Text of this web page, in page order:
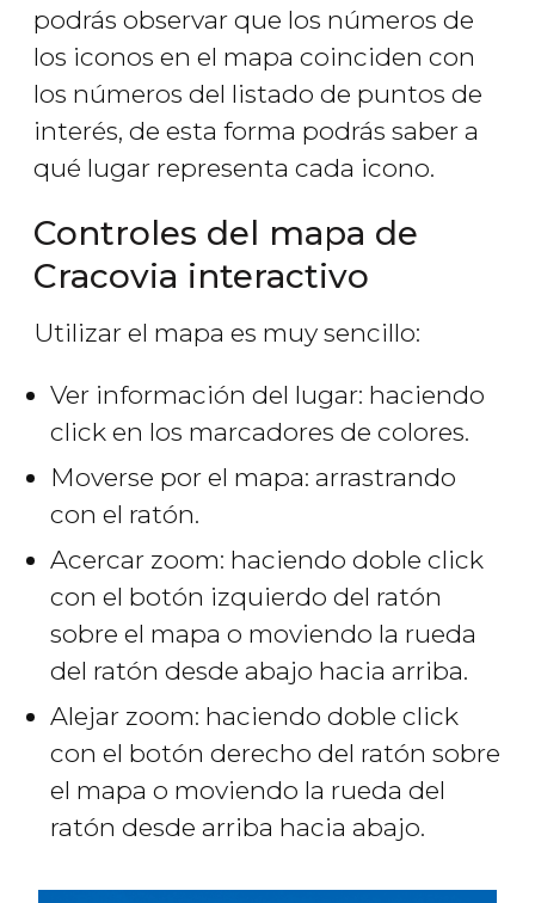
podrás observar que los números de
los iconos en el mapa coinciden con
los números del listado de puntos de
interés, de esta forma podrás saber a
qué lugar representa cada icono.
Controles del mapa de
Cracovia interactivo
Utilizar el mapa es muy sencillo:
Ver información del lugar: haciendo
click en los marcadores de colores.
Moverse por el mapa: arrastrando
con el ratón.
Acercar zoom: haciendo doble click
con el botón izquierdo del ratón
sobre el mapa o moviendo la rueda
del ratón desde abajo hacia arriba.
Alejar zoom: haciendo doble click
con el botón derecho del ratón sobre
el mapa o moviendo la rueda del
ratón desde arriba hacia abajo.